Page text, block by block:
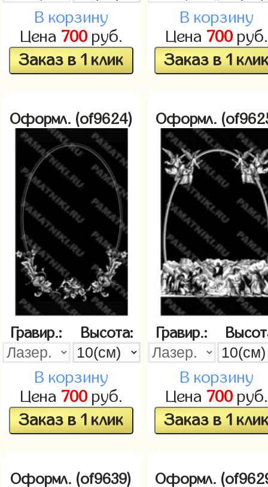
В корзину
Цена 700руб.
Заказ в 1 клик
В корзину
Цена 700руб.
Заказ в 1
Оформл. (of9624)
Гравир.: Высота:
В корзину
Цена 700руб.
Заказ в 1 клик
Оформл.
Гравир.:
В корзину
Цена 700руб.
Заказ в 1
Оформл. (of9639) Оформл.